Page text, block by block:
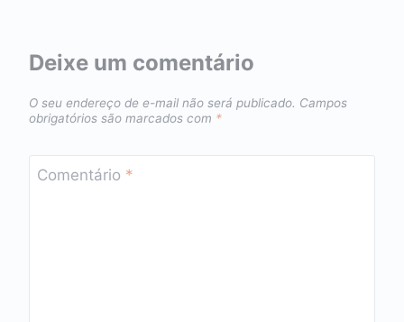
Deixe um comentário
O seu endereço de e-mail não será publicado. Campos
obrigatórios são marcados com *
Comentário *